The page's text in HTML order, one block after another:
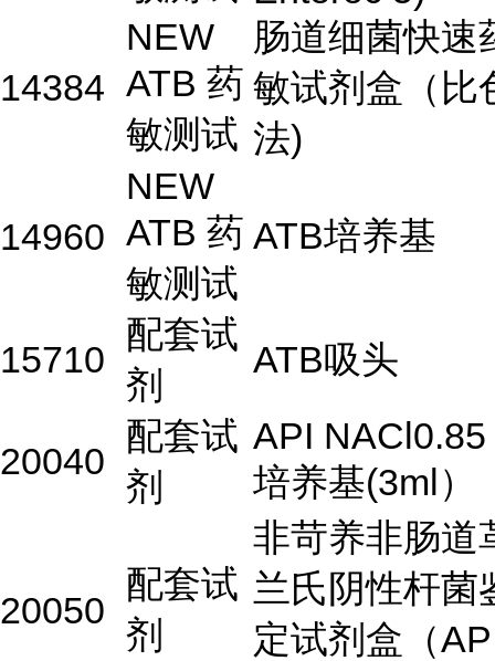
14384
NEW
ATB 药
敏测试
肠道细菌快速
敏试剂盒（比
法)
14960
NEW
ATB 药
敏测试
ATB培养基
15710
配套试
剂
ATB吸头
20040
配套试
剂
API NACl0.85
培养基(3ml）
20050
配套试
剂
非苛养非肠道
兰氏阴性杆菌
定试剂盒（